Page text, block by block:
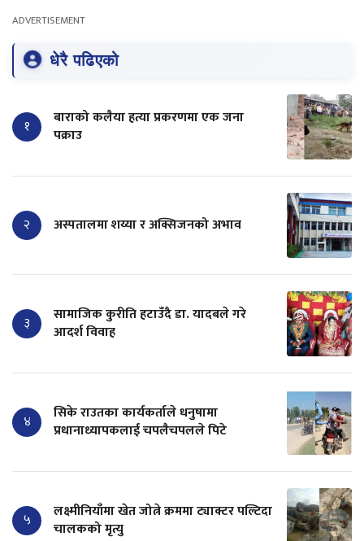
ADVERTISEMENT
धेरै पढिएको
१
बाराको कलैया हत्या प्रकरणमा एक जना
पक्राउ
२ अस्पतालमा शय्या र अक्सिजनको अभाव
३
सामाजिक कुरीति हटाउँदै डा. यादबले गरे
आदर्श विवाह
४
सिके राउतका कार्यकर्ताले धनुषामा
प्रधानाध्यापकलाई चपलैचपलले पिटे
५
लक्ष्मीनियाँमा खेत जोत्ने क्रममा ट्याक्टर पल्टिदा
चालकको मृत्यु